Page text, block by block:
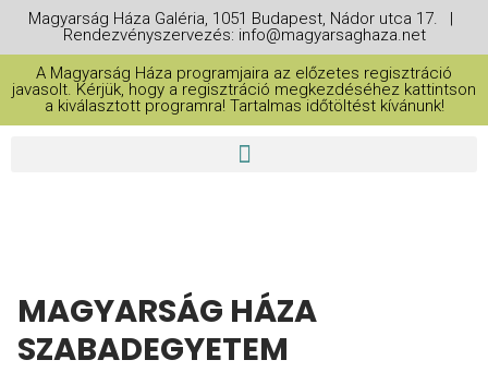
Magyarság Háza Galéria, 1051 Budapest, Nádor utca 17. |
Rendezvényszervezés: info@magyarsaghaza.net
A Magyarság Háza programjaira az előzetes regisztráció
javasolt. Kérjük, hogy a regisztráció megkezdéséhez kattintson
a kiválasztott programra! Tartalmas időtöltést kívánunk!
MAGYARSÁG HÁZA
SZABADEGYETEM